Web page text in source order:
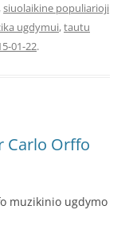
,siuolaikine populiarioji
ugdymui,tautu
01-22.
Carlo Orffo
muzikinio ugdymo